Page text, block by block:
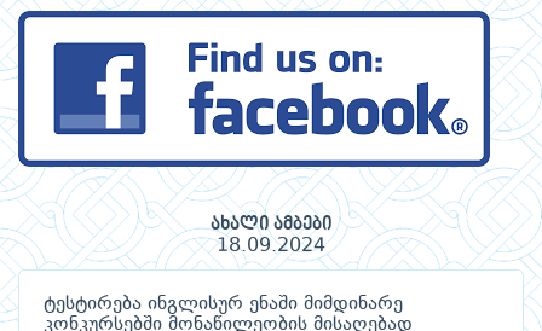
ახალი ამბები
18.09.2024
ტესტირება ინგლისურ ენაში მიმდინარე
კონკურსებში მონაწილეობის მისაღებად